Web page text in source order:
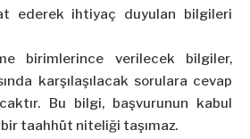
ederek ihtiyaç duyulan bilgileri
birimlerince verilecek bilgiler,
karşılaşılacak sorulara cevap
Bu bilgi, başvurunun kabul
taahhüt niteliği taşımaz.